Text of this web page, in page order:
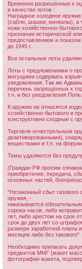
Временно разрешённые к
в качестве лотов :
Наградное холодное
(сабли, шашки, кинжалы), а
ножи хозяйственно-
признании исторической
предоставлением и
до 1945 г.
Все остальные лоты
Лоты с предложениями о
могущими содержать
уведомления. Так же
перечень запрещённых к
т.ч. и без уведомления
К оружию не относятся
хозяйственно-бытового и
конструктивно сходные с
Торговля огнестрельным
деактивированными),
веществами и т.п. на
Темы удаляются без
(Граждан РФ просим
приобретение, передача,
основных частей,
"Незаконный сбыт газового
оружия, -
наказывается
сорока часов, либо
лет, либо арестом на срок
срок до двух лет со
размере заработной платы
месяцев либо без
Необходимо прилагать
предметов ММГ (макет
фотографии макета,